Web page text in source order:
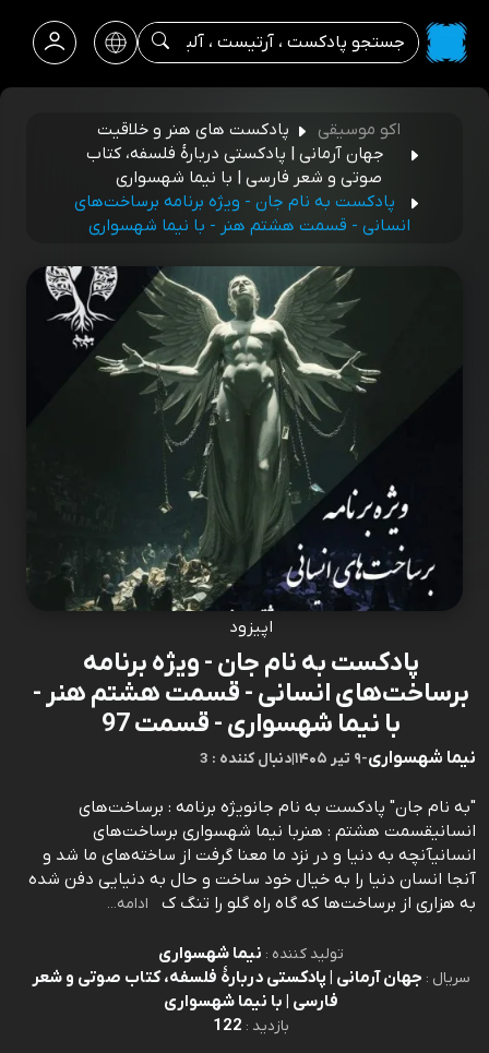
اکو موسیقی
پادکست های هنر و خلاقیت
جهان آرمانی | پادکستی دربارۀ فلسفه، کتاب
صوتی و شعر فارسی | با نیما شهسواری
پادکست به نام جان - ویژه برنامه برساخت‌های
انسانی - قسمت هشتم هنر - با نیما شهسواری
اپیزود
پادکست به نام جان - ویژه برنامه
برساخت‌های انسانی - قسمت هشتم هنر -
با نیما شهسواری - قسمت 97
نیما شهسواری-۹ تیر ۱۴۰۵ |3 : دنبال کننده
"به نام جان" پادکست به نام جانویژه برنامه : برساخت‌های
انسانیقسمت هشتم : هنربا نیما شهسواری برساخت‌های
انسانیآنچه به دنیا و در نزد ما معنا گرفت از ساخته‌های ما شد و
آنجا انسان دنیا را به خیال خود ساخت و حال به دنیایی دفن شده
به هزاری از برساخت‌ها که گاه راه گلو را تنگ ک
ادامه...
تولید کننده : نیما شهسواری
سریال : جهان آرمانی | پادکستی دربارۀ فلسفه، کتاب صوتی و شعر
فارسی | با نیما شهسواری
بازدید : 122